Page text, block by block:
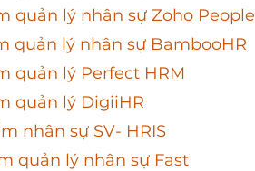
quản lý nhân sự Zoho People
quản lý nhân sự BambooHR
quản lý Perfect HRM
quản lý DigiiHR
nhân sự SV- HRIS
quản lý nhân sự Fast